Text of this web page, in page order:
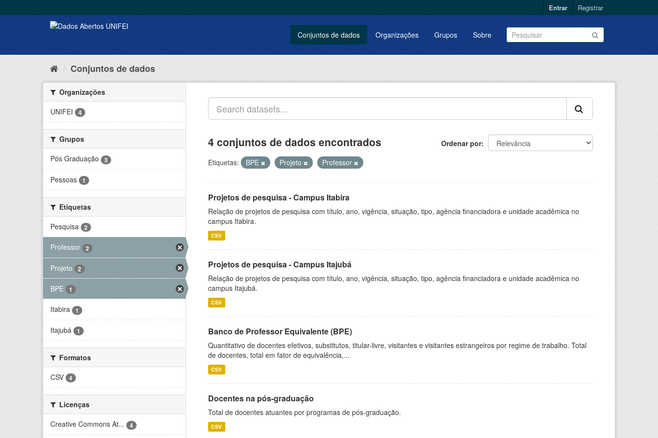
Entrar Registrar
Conjuntos de dados Organizações Grupos Sobre
Conjuntos de dados
Organizações
UNIFEI
4
Grupos
Pós Graduação
3
Pessoas 1
Etiquetas
Pesquisa
2
Professor 2
Projeto 2
BPE 1
Itabira 1
Itajubá 1
Formatos
CSV
4
Licenças
Creative Commons At...
4
Ordenar por
4 conjuntos de dados encontrados
Etiquetas: BPE Projeto Professor
Projetos de pesquisa - Campus Itabira
Relação de projetos de pesquisa com título, ano, vigência, situação, tipo, agência financiadora e unidade acadêmica no
campus Itabira.
CSV
Projetos de pesquisa - Campus Itajubá
Relação de projetos de pesquisa com título, ano, vigência, situação, tipo, agência financiadora e unidade acadêmica no
campus Itajubá.
CSV
Banco de Professor Equivalente (BPE)
Quantitativo de docentes efetivos, substitutos, titular-livre, visitantes e visitantes estrangeiros por regime de trabalho. Total
de docentes, total em fator de equivalência,...
CSV
Docentes na pós-graduação
Total de docentes atuantes por programas de pós-graduação.
CSV